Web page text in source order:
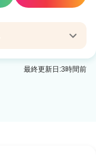
最終更新日:3時間前